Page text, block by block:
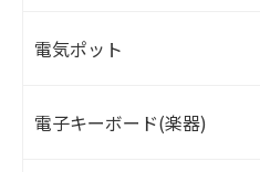
電気ポット
電子キーボード(楽器)